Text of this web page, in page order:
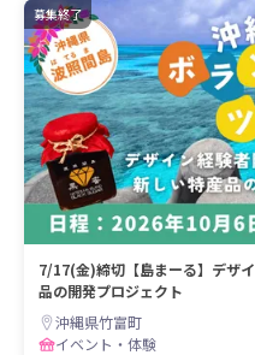
募集終了
7/17(金)締切【島まーる】デザ
品の開発プロジェクト
沖縄県竹富町
イベント・体験